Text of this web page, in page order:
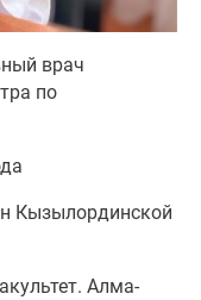
врач
по
Кызылординской
Алма-